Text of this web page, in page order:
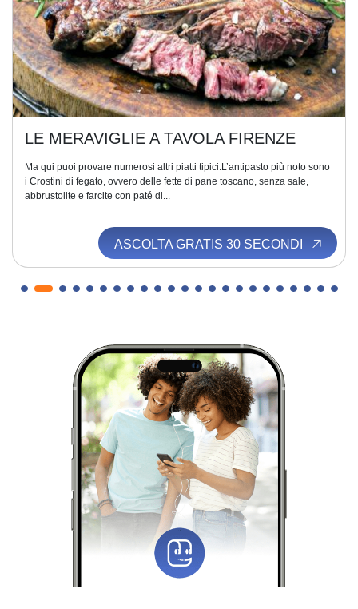
LE MERAVIGLIE A TAVOLA FIRENZE
Ma qui puoi provare numerosi altri piatti tipici.L’antipasto più noto sono
i Crostini di fegato, ovvero delle fette di pane toscano, senza sale,
abbrustolite e farcite con paté di...
ASCOLTA GRATIS 30 SECONDI